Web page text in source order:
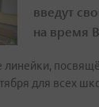
введут
на время
линейки,
для всех